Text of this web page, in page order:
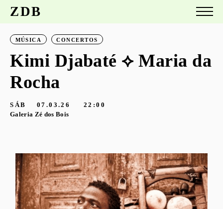
ZDB
MÚSICA CONCERTOS
Kimi Djabaté ⟡ Maria da
Rocha
SÁB 07.03.26
22:00
Galeria Zé dos Bois